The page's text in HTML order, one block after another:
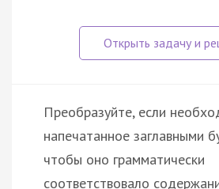
Преобразуйте, если
напечатанное заглавными
чтобы оно грамматически
соответствовало